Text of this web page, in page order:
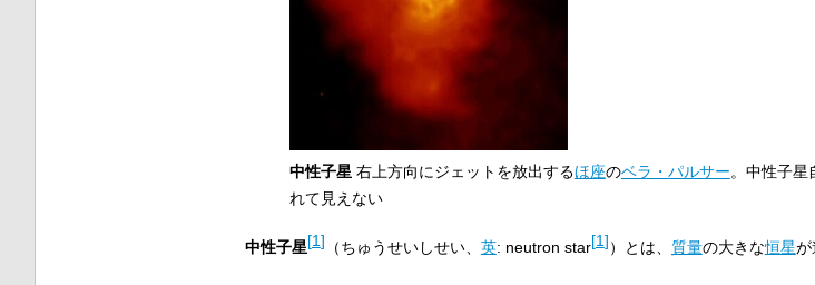
中性子星 右上方向にジェットを放出するほ座のベラ・パルサー。中性子星
れて見えない
中性子星[1] （ちゅうせいしせい、 英: neutron star[1]）とは、 質量の大きな恒星が